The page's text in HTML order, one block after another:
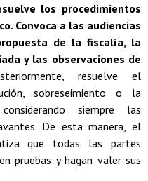
los procedimientos
Convoca a las audiencias
de la fiscalía, la
y las observaciones de
resuelve el
sobreseimiento o la
siempre las
De esta manera, el
que todas las partes
pruebas y hagan valer sus